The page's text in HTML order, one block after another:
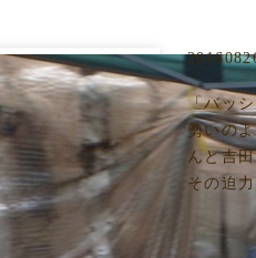
「バッ
勢いの
んと吉
その迫